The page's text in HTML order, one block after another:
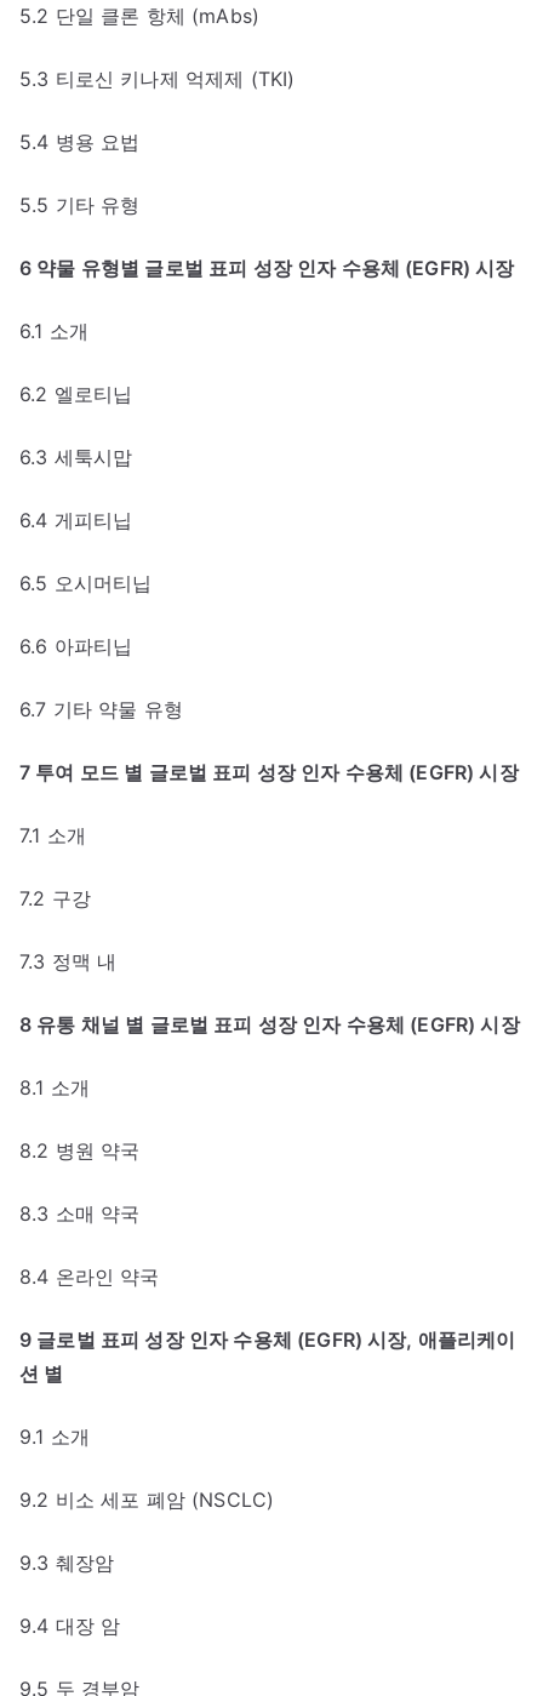
5.2 단일 클론 항체 (mAbs)
5.3 티로신 키나제 억제제 (TKI)
5.4 병용 요법
5.5 기타 유형
6 약물 유형별 글로벌 표피 성장 인자 수용체 (EGFR) 시장
6.1 소개
6.2 엘로티닙
6.3 세툭시맙
6.4 게피티닙
6.5 오시머티닙
6.6 아파티닙
6.7 기타 약물 유형
7 투여 모드 별 글로벌 표피 성장 인자 수용체 (EGFR) 시장
7.1 소개
7.2 구강
7.3 정맥 내
8 유통 채널 별 글로벌 표피 성장 인자 수용체 (EGFR) 시장
8.1 소개
8.2 병원 약국
8.3 소매 약국
8.4 온라인 약국
9 글로벌 표피 성장 인자 수용체 (EGFR) 시장, 애플리케이
션 별
9.1 소개
9.2 비소 세포 폐암 (NSCLC)
9.3 췌장암
9.4 대장 암
9.5 두 경부암